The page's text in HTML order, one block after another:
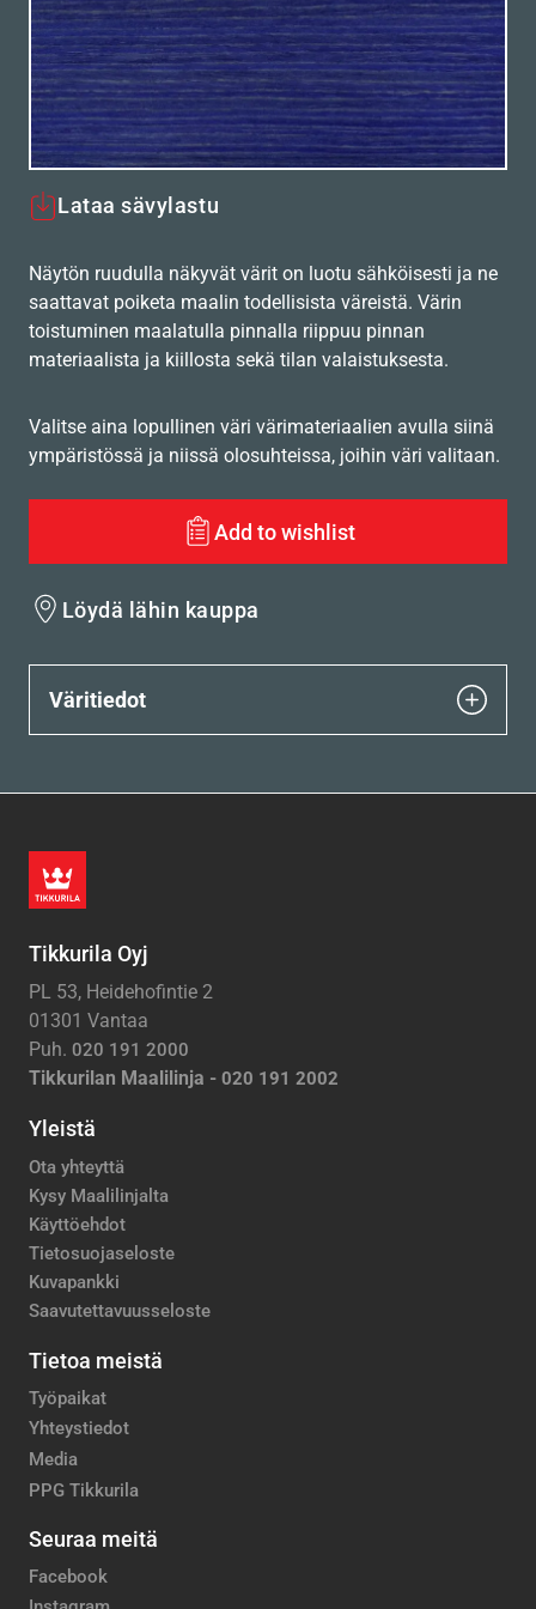
Lataa sävylastu
Näytön ruudulla näkyvät värit on luotu sähköisesti ja ne
saattavat poiketa maalin todellisista väreistä. Värin
toistuminen maalatulla pinnalla riippuu pinnan
materiaalista ja kiillosta sekä tilan valaistuksesta.
Valitse aina lopullinen väri värimateriaalien avulla siinä
ympäristössä ja niissä olosuhteissa, joihin väri valitaan.
Add to wishlist
Löydä lähin kauppa
Väritiedot
Tikkurila Oyj
PL 53, Heidehofintie 2
01301 Vantaa
Puh. 020 191 2000
Tikkurilan Maalilinja - 020 191 2002
Yleistä
Ota yhteyttä
Kysy Maalilinjalta
Käyttöehdot
Tietosuojaseloste
Kuvapankki
Saavutettavuusseloste
Tietoa meistä
Työpaikat
Yhteystiedot
Media
PPG Tikkurila
Seuraa meitä
Facebook